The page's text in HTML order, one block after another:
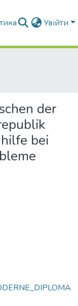
Увійти
der
bei